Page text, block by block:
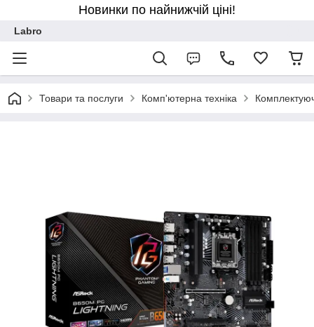
Новинки по найнижчій ціні!
Labro
Товари та послуги Комп'ютерна техніка